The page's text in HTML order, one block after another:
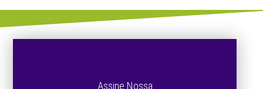
Assine Nossa